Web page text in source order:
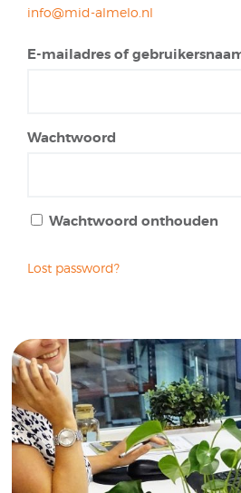
info@mid-almelo.nl
E-mailadres of
Wachtwoord
Wachtwoord onthouden
Lost password?